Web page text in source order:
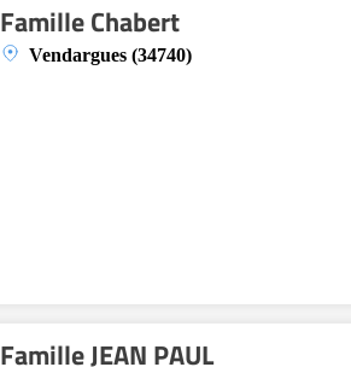
Famille Chabert
Vendargues (34740)
Famille JEAN PAUL